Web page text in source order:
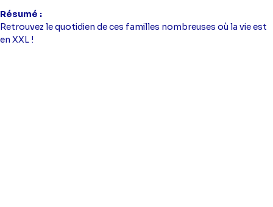
Résumé
Retrouvez le quotidien de ces familles nombreuses où la vie est
en XXL !